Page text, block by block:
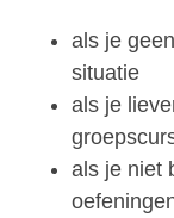
als je
situatie
als je
als je niet